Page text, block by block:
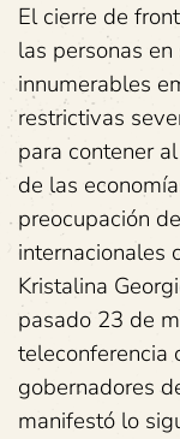
El cierre de
las personas
innumerables
restrictivas
para contener
de las
preocupación
internacionales
Kristalina
pasado 23 de
teleconferencia
gobernadores
manifestó lo